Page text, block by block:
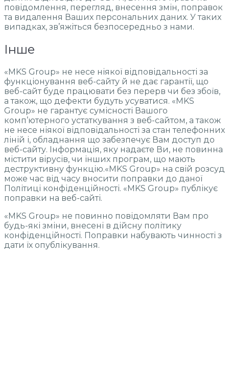
повідомлення, перегляд, внесення змін, поправок
та видалення Ваших персональних даних. У таких
випадках, зв’яжіться безпосередньо з нами.
Інше
«MKS Group» не несе ніякої відповідальності за
функціонування веб-сайту й не дає гарантії, що
веб-сайт буде працювати без перерв чи без збоїв,
а також, що дефекти будуть усуватися. «MKS
Group» не гарантує сумісності Вашого
комп’ютерного устаткування з веб-сайтом, а також
не несе ніякої відповідальності за стан телефонних
ліній і, обладнання що забезпечує Вам доступ до
веб-сайту. Інформація, яку надаєте Ви, не повинна
містити вірусів, чи інших програм, що мають
деструктивну функцію.«MKS Group» на свій розсуд
може час від часу вносити поправки до даної
Політиці конфіденційності. «MKS Group» публікує
поправки на веб-сайті.
«MKS Group» не повинно повідомляти Вам про
будь-які зміни, внесені в дійсну політику
конфіденційності. Поправки набувають чинності з
дати їх опублікування.